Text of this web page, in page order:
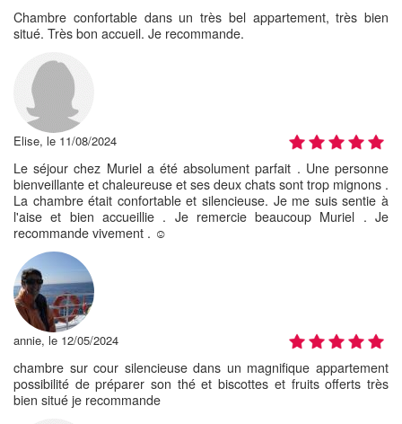
Chambre confortable dans un très bel appartement, très bien
situé. Très bon accueil. Je recommande.
Elise, le 11/08/2024
Le séjour chez Muriel a été absolument parfait . Une personne
bienveillante et chaleureuse et ses deux chats sont trop mignons .
La chambre était confortable et silencieuse. Je me suis sentie à
l'aise et bien accueillie . Je remercie beaucoup Muriel . Je
recommande vivement . ☺️
annie, le 12/05/2024
chambre sur cour silencieuse dans un magnifique appartement
possibilité de préparer son thé et biscottes et fruits offerts très
bien situé je recommande